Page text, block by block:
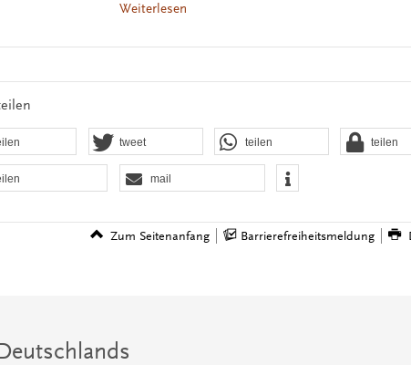
Weiterlesen
tweet teilen teilen
mail
Zum Seitenanfang Barrierefreiheitsmeldung